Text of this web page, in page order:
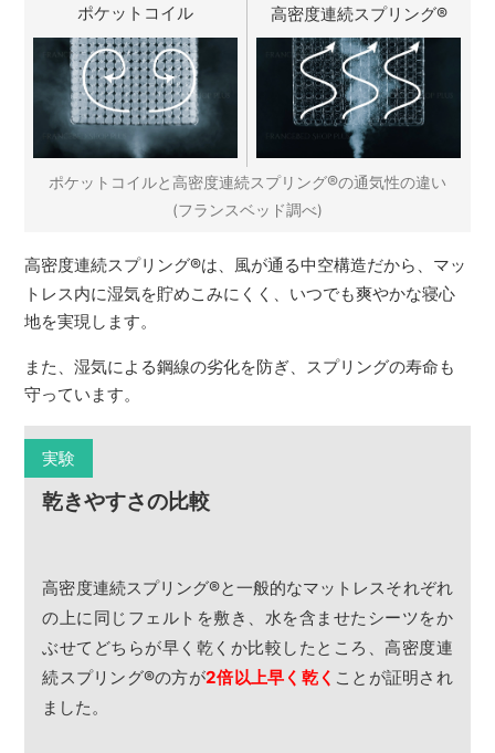
ポケットコイル 高密度連続スプリング®
ポケットコイルと高密度連続スプリング®の通気性の違い
(フランスベッド調べ)
高密度連続スプリング®は、風が通る中空構造だから、マッ
トレス内に湿気を貯めこみにくく、いつでも爽やかな寝心
地を実現します。
また、湿気による鋼線の劣化を防ぎ、スプリングの寿命も
守っています。
実験
乾きやすさの比較
高密度連続スプリング®と一般的なマットレスそれぞれ
の上に同じフェルトを敷き、水を含ませたシーツをか
ぶせてどちらが早く乾くか比較したところ、高密度連
続スプリング®の方が2倍以上早く乾く ことが証明され
ました。